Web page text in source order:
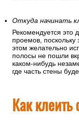
Откуда начинать
Рекомендуется это
проемов,
этом желательно
полосы не пошли
каком-нибудь
где часть стены
Как клеить